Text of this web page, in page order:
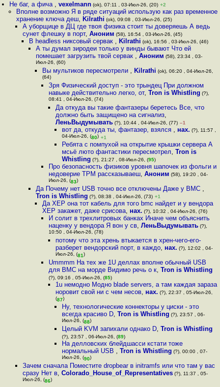
Не баг, а фича ,vexelmann (ok), 07:11 , 03-Июл-26, (20) +2
Вполне возможно Я в ряде ситуаций использую как раз временное
хранение ключа деш, Kilrathi (ok), 09:08 , 03-Июл-26, (25)
А уборщице в ДЦ где твоя физика стоит ты доверяешь А ведь
сунет флешку в порт, Аноним (58), 16:54 , 03-Июл-26, (45)
В headless никсовый сервак , Kilrathi (ok), 16:56 , 03-Июл-26, (46)
А ты думал зиродеи только у винды бывают Что ей
помешает загрузить твой сервак , Аноним (58), 23:34 , 03-
Июл-26, (60)
Вы мультиков пересмотрели , Kilrathi (ok), 06:20 , 04-Июл-26,
(64)
Зря Физический доступ - это трындец При должном
навыке действительно легко, от,Tron is Whistling (?),
08:41 , 04-Июл-26, (74)
Да откуда вы такие фантазеры беретесь Все, что
должно быть защищено на сигнализ,
ЛеньВыдумывать(?), 10:44 , 04-Июл-26, (77) –1
вот да, откуда ты, фантазер, взялся , нах. (?), 11:57 ,
04-Июл-26, (80) +1
Ребята с помпухой на открытие крышки сервера А
мсьё люто фантастики пересмотрел, Tron is
Whistling (?), 21:27 , 08-Июл-26, (95)
Про безопасность физиков уровня шапочек из фольги и
недоверие TPM рассказываеш,Аноним (58), 19:20 , 04-
Июл-26, (83)
Да Почему нет USB точно все отключены Даже у BMC ,
Tron is Whistling (?), 08:38 , 04-Июл-26, (73) +1
Да XEP она тот кабель для того bmc найдет и у вендора
XEP закажет, даже срисова, нах. (?), 10:32 , 04-Июл-26, (76)
И солит в трехлитровых банках Иначе чем объяснить
наценку у вендора Я вон у св,ЛеньВыдумывать (?),
10:50 , 04-Июл-26, (78)
потому что эта хрень втыкается в хрен-чего-его-
разберет вендорский порт, в каждо, нах. (?), 12:02 , 04-
Июл-26, (81)
Ummmm На тех же 1U деллах вполне обычный USB
для BMC на морде Видимо речь о к,Tron is Whistling
(?), 09:16 , 05-Июл-26, (85)
1u немодно Модно blade servers, а там каждая зараза
норовит свой ни с чем несов, нах. (?), 22:37 , 05-Июл-26,
(87)
Ну, технологические коннекторы у циски - это
всегда красиво D, Tron is Whistling (?), 23:57 , 06-
Июл-26, (88)
Целый KVM запихали однако D, Tron is Whistling
(?), 23:57 , 06-Июл-26, (89)
На делловских блейдшасси кстати тоже
нормальный USB , Tron is Whistling (?), 00:00 , 07-
Июл-26, (90)
Зачем сначала Поместите dropbear в initramfs или что там у вас
сразу Нет в, Colorado_House_of_Representatives(?), 11:37 , 05-
Июл-26, (86)